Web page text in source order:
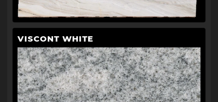
VISCONT WHITE